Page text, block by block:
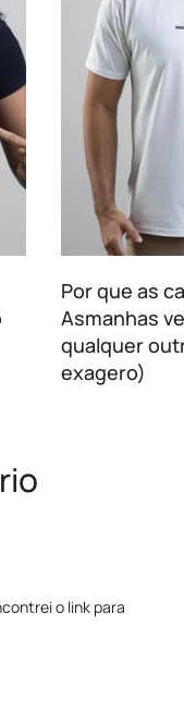
Por que as
Asmanhas
qualquer
exagero)
o link para